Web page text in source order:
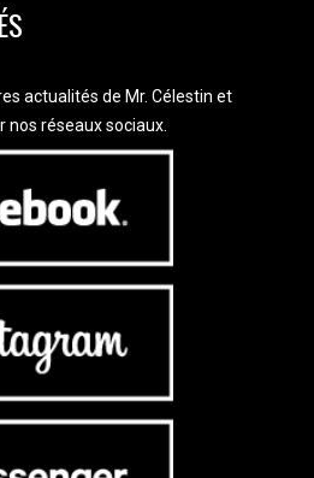
actualités de Mr. Célestin et
réseaux sociaux.